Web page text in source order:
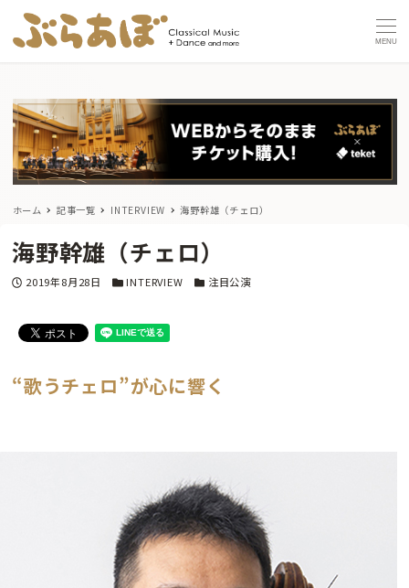
MENU
ホーム 記事一覧 INTERVIEW 海野幹雄（チェロ）
海野幹雄（チェロ）
投稿日
2019年8月28日 カテゴリー
INTERVIEW カテゴリー
注目公演
“歌うチェロ”が心に響く